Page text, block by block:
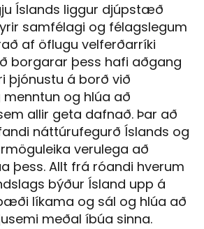
Íslands liggur djúpstæð
samfélagi og félagslegum
af öflugu velferðarríki
borgarar þess hafi aðgang
þjónustu á borð við
og hlúa að
allir geta dafnað. Þar að
náttúrufegurð Íslands og
verulega að
þess. Allt frá róandi hverum
býður Ísland upp á
líkama og sál og hlúa að
meðal íbúa sinna.